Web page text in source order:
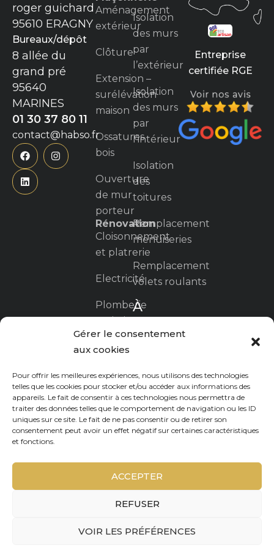
Gérer le consentement
aux cookies
Pour offrir les meilleures expériences, nous utilisons des technologies
telles que les cookies pour stocker et/ou accéder aux informations des
appareils. Le fait de consentir à ces technologies nous permettra de
traiter des données telles que le comportement de navigation ou les ID
uniques sur ce site. Le fait de ne pas consentir ou de retirer son
consentement peut avoir un effet négatif sur certaines caractéristiques
et fonctions.
ACCEPTER
REFUSER
VOIR LES PRÉFÉRENCES
roger guichard
95610 ERAGNY
Bureaux/dépôt
8 allée du
grand pré
95640
MARINES
01 30 37 80 11
contact@habso.fr
Aménagement
extérieur
Clôture
Extension –
surélévation
maison
Ossatures
bois
Ouverture
de mur
porteur
Rénovation
Cloisonnement
et platrerie
Electricité
Plomberie
sanitaire
Ravalement
sur façade
Isolation
des murs
par
l’extérieur
Isolation
des murs
par
l’intérieur
Isolation
des
toitures
Remplacement
menuiseries
Remplacement
volets roulants
À
RGE
Nous
contacter
légales
Politique
de
Entreprise
certifiée RGE